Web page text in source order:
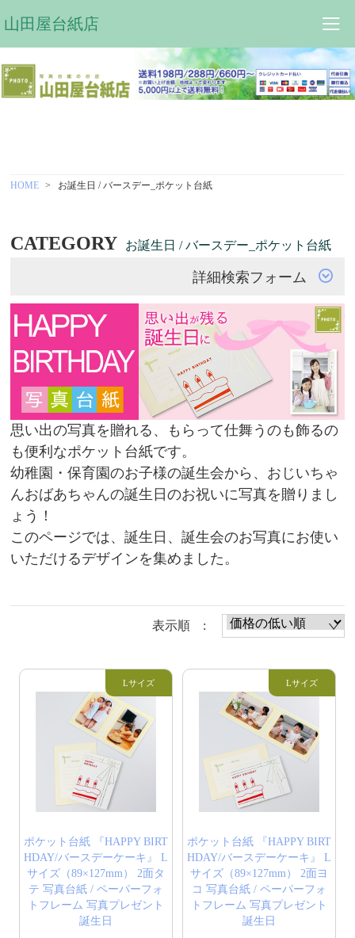
山田屋台紙店
HOME お誕生日 / バースデー_ポケット台紙
CATEGORY お誕生日 / バースデー_ポケット台紙
詳細検索フォーム
思い出の写真を贈れる、もらって仕舞うのも飾るの
も便利なポケット台紙です。
幼稚園・保育園のお子様の誕生会から、おじいちゃ
んおばあちゃんの誕生日のお祝いに写真を贈りまし
ょう！
このページでは、誕生日、誕生会のお写真にお使い
いただけるデザインを集めました。
表示順 :
ポケット台紙 『HAPPY BIRT
HDAY/バースデーケーキ』 L
サイズ（89×127mm） 2面タ
テ 写真台紙 / ペーパーフォ
トフレーム 写真プレゼント
誕生日
ポケット台紙 『HAPPY BIRT
HDAY/バースデーケーキ』 L
サイズ（89×127mm） 2面ヨ
コ 写真台紙 / ペーパーフォ
トフレーム 写真プレゼント
誕生日